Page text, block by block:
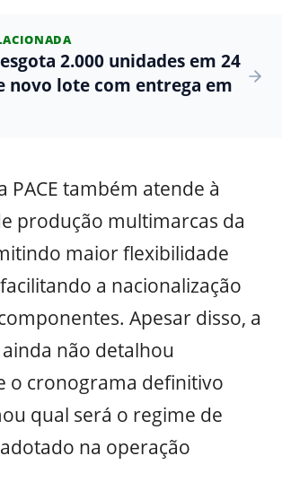
2.000 unidades em 24
novo lote com entrega em
PACE também atende à
produção multimarcas da
maior flexibilidade
a nacionalização
Apesar disso, a
não detalhou
o cronograma definitivo
qual será o regime de
na operação